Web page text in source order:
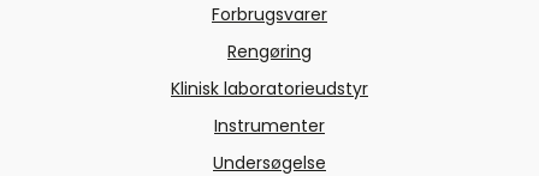
Forbrugsvarer
Rengøring
Klinisk laboratorieudstyr
Instrumenter
Undersøgelse